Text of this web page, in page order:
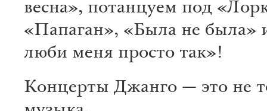
весна», потанцуем под
«Папаган», «Была не была»
люби меня просто так»!
Концерты Джанго — это не